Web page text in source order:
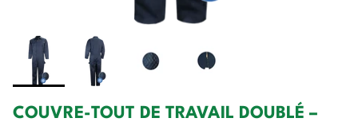
COUVRE-TOUT DE TRAVAIL DOUBLÉ –